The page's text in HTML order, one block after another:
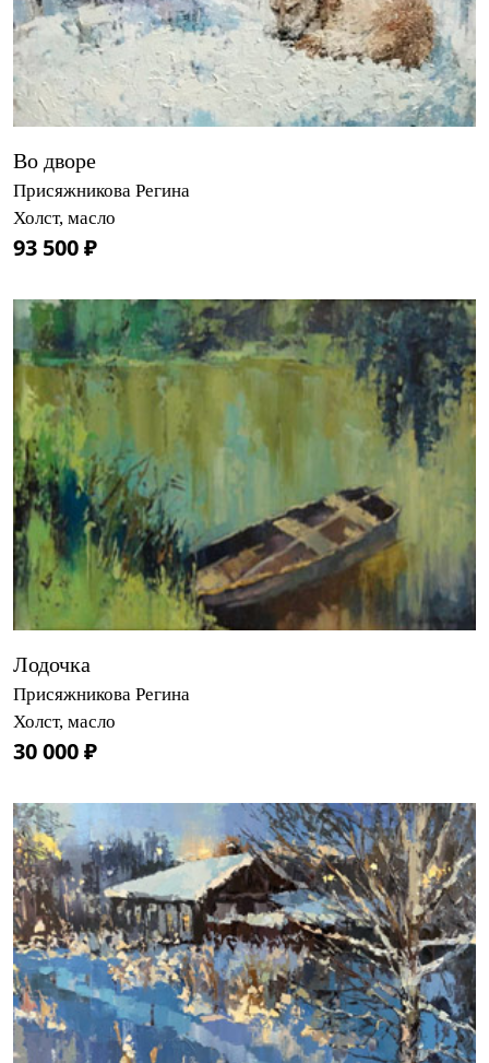
Во дворе
Присяжникова Регина
Холст, масло
93 500 ₽
Лодочка
Присяжникова Регина
Холст, масло
30 000 ₽